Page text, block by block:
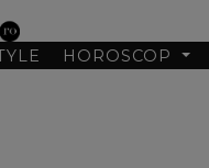
HOROSCOP